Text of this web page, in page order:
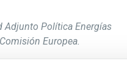
Adjunto Política Energías
Europea.
Jefe Adjunto de la